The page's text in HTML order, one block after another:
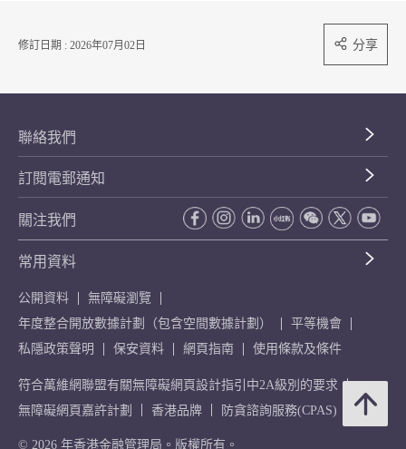
修訂日期 : 2026年07月02日 分享
聯絡我們
訂閱電郵通知
關注我們
常用資料
公開資料
無障礙瀏覽
年度整合開放數據計劃（包含空間數據計劃）
平等機會
私隱政策聲明
保安資料 網頁指南 使用條款及條件
符合萬維網聯盟有關無障礙網頁設計指引中2A級別的要求
無障礙網頁嘉許計劃
香港品牌 防貪諮詢服務(CPAS)
© 2026 年香港金融管理局。版權所有。